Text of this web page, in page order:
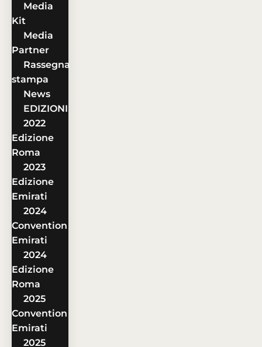
Media
Kit
Media
Partner
Rassegna
stampa
News
EDIZIONI
2022
Edizione
Roma
2023
Edizione
Emirati
2024
Convention
Emirati
2024
Edizione
Roma
2025
Convention
Emirati
2025